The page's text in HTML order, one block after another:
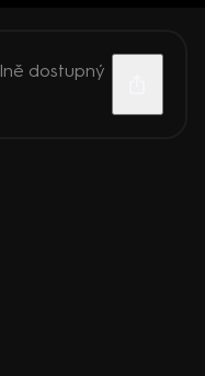
dostupný